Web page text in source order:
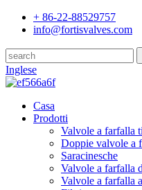
+ 86-22-88529757
info@fortisvalves.com
Inglese
Casa
Prodotti
Valvole a farfalla
Doppie valvole a
Saracinesche
Valvole a farfalla
Valvole a farfalla